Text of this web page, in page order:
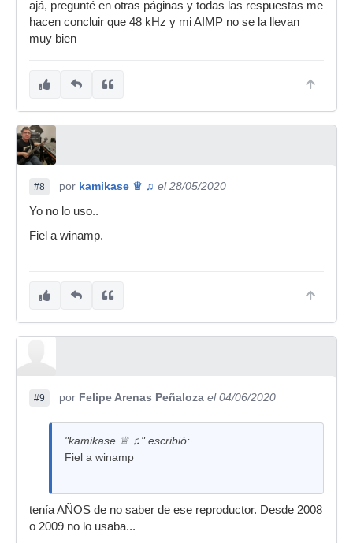
ajá, pregunté en otras páginas y todas las respuestas me
hacen concluir que 48 kHz y mi AIMP no se la llevan
muy bien
#8 por kamikase ♕ ♫ el 28/05/2020
Yo no lo uso..
Fiel a winamp.
#9 por Felipe Arenas Peñaloza el 04/06/2020
"kamikase ♕ ♫" escribió:
Fiel a winamp
tenía AÑOS de no saber de ese reproductor. Desde 2008
o 2009 no lo usaba...